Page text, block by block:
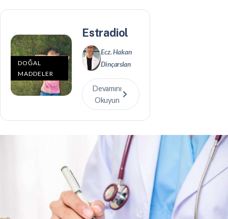
DOĞAL
MADDELER
Estradiol
Ecz. Hakan
Dinçarslan
Devamını
Okuyun